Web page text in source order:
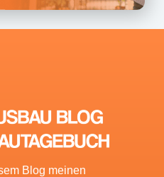
Blog meinen